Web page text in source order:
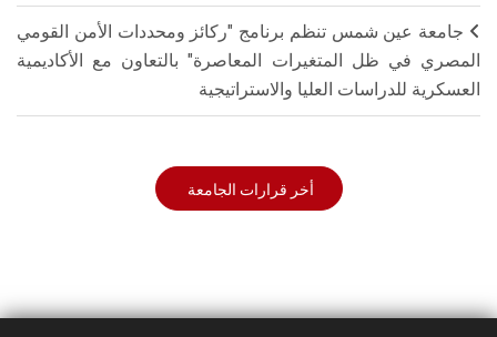
جامعة عين شمس تنظم برنامج "ركائز ومحددات الأمن القومي
المصري في ظل المتغيرات المعاصرة" بالتعاون مع الأكاديمية
العسكرية للدراسات العليا والاستراتيجية
أخر قرارات الجامعة